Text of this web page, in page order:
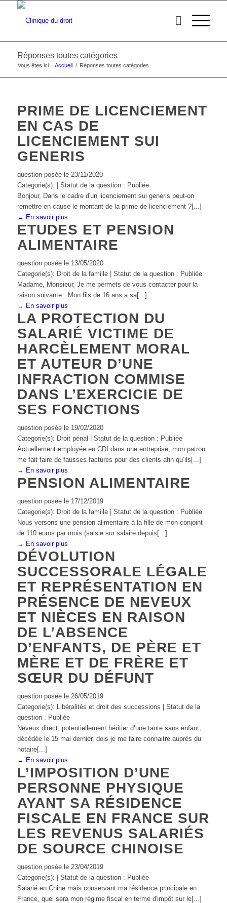
Réponses toutes catégories
Vous êtes ici : Accueil / Réponses toutes catégories
PRIME DE LICENCIEMENT
EN CAS DE
LICENCIEMENT SUI
GENERIS
question posée le 23/11/2020
Categorie(s): | Statut de la question : Publiée
Bonjour, Dans le cadre d'un licenciement sui generis peut-on
remettre en cause le montant de la prime de licenciement ?[...]
→ En savoir plus
ETUDES ET PENSION
ALIMENTAIRE
question posée le 13/05/2020
Categorie(s): Droit de la famille | Statut de la question : Publiée
Madame, Monsieur, Je me permets de vous contacter pour la
raison suivante : Mon fils de 16 ans a sa[...]
→ En savoir plus
LA PROTECTION DU
SALARIÉ VICTIME DE
HARCÈLEMENT MORAL
ET AUTEUR D’UNE
INFRACTION COMMISE
DANS L’EXERCICIE DE
SES FONCTIONS
question posée le 19/02/2020
Categorie(s): Droit pénal | Statut de la question : Publiée
Actuellement employée en CDI dans une entreprise, mon patron
me fait faire de fausses factures pour des clients afin qu’ils[...]
→ En savoir plus
PENSION ALIMENTAIRE
question posée le 17/12/2019
Categorie(s): Droit de la famille | Statut de la question : Publiée
Nous versons une pension alimentaire à la fille de mon conjoint
de 110 euros par mois (saisie sur salaire depuis[...]
→ En savoir plus
DÉVOLUTION
SUCCESSORALE LÉGALE
ET REPRÉSENTATION EN
PRÉSENCE DE NEVEUX
ET NIÈCES EN RAISON
DE L’ABSENCE
D’ENFANTS, DE PÈRE ET
MÈRE ET DE FRÈRE ET
SŒUR DU DÉFUNT
question posée le 26/05/2019
Categorie(s): Libéralités et droit des successions | Statut de la
question : Publiée
Neveux direct, potentiellement héritier d’une tante sans enfant,
décédée le 15 mai dernier, dois-je me faire connaitre auprès du
notaire[...]
→ En savoir plus
L’IMPOSITION D’UNE
PERSONNE PHYSIQUE
AYANT SA RÉSIDENCE
FISCALE EN FRANCE SUR
LES REVENUS SALARIÉS
DE SOURCE CHINOISE
question posée le 23/04/2019
Categorie(s): | Statut de la question : Publiée
Salarié en Chine mais conservant ma résidence principale en
France, quel sera mon régime fiscal en terme d'impôt sur le[...]